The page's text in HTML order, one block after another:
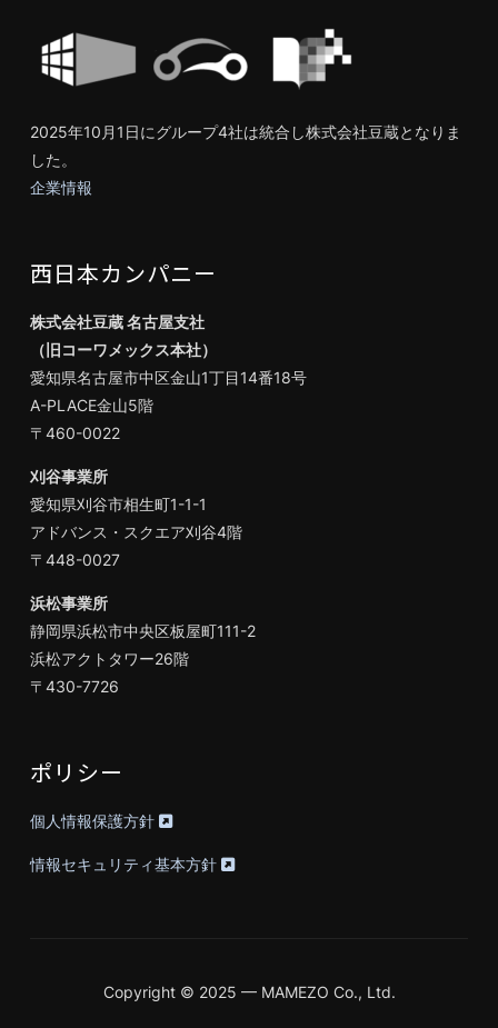
2025年10月1日にグループ4社は統合し株式会社豆蔵となりま
した。
企業情報
西日本カンパニー
株式会社豆蔵 名古屋支社
（旧コーワメックス本社）
愛知県名古屋市中区金山1丁目14番18号
A-PLACE金山5階
〒460-0022
刈谷事業所
愛知県刈谷市相生町1-1-1
アドバンス・スクエア刈谷4階
〒448-0027
浜松事業所
静岡県浜松市中央区板屋町111-2
浜松アクトタワー26階
〒430-7726
ポリシー
個人情報保護方針
情報セキュリティ基本方針
Copyright © 2025 — MAMEZO Co., Ltd.